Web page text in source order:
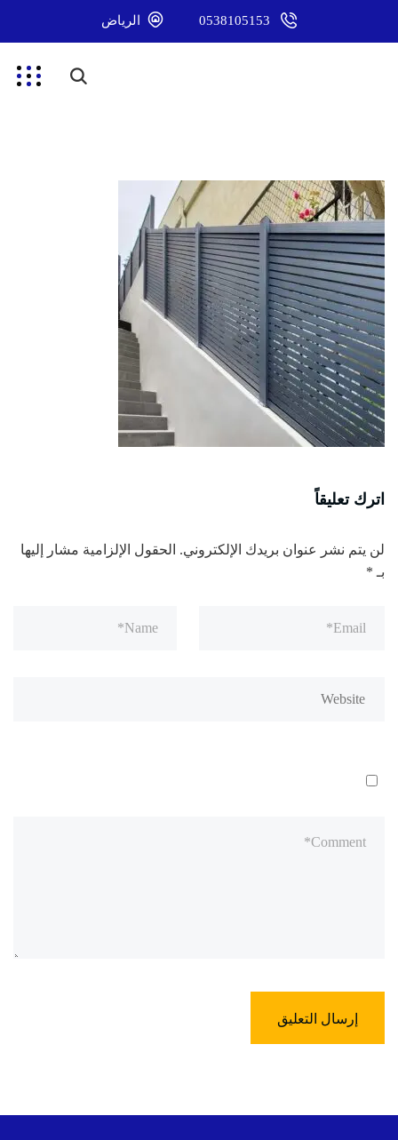
0538105153 الرياض
اترك تعليقاً
لن يتم نشر عنوان بريدك الإلكتروني. الحقول الإلزامية مشار إليها
بـ *